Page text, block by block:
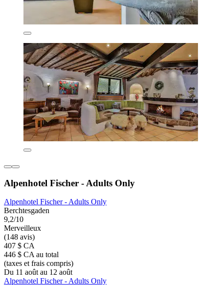
Alpenhotel Fischer - Adults Only
Alpenhotel Fischer - Adults Only
Berchtesgaden
9,2/10
Merveilleux
(148 avis)
407 $ CA
446 $ CA au total
(taxes et frais compris)
Du 11 août au 12 août
Alpenhotel Fischer - Adults Only